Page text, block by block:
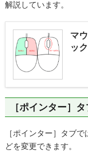
解説しています。
マ
ッ
［ポインター］タ
［ポインター］タブ
どを変更できます。